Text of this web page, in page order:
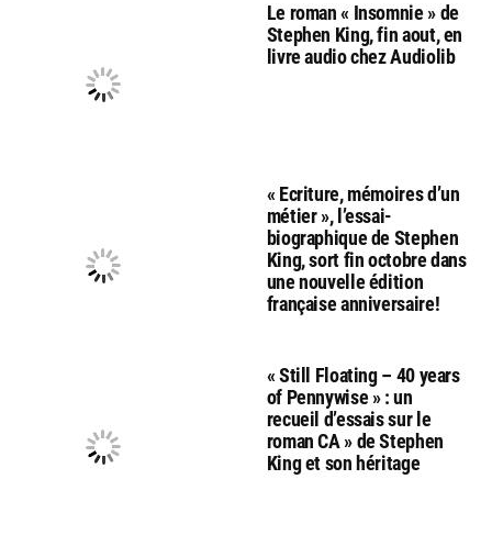
Le roman « Insomnie » de
Stephen King, fin aout, en
livre audio chez Audiolib
« Ecriture, mémoires d’un
métier », l’essai-
biographique de Stephen
King, sort fin octobre dans
une nouvelle édition
française anniversaire!
« Still Floating – 40 years
of Pennywise » : un
recueil d’essais sur le
roman CA » de Stephen
King et son héritage